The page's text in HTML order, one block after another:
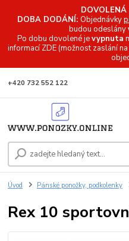
DOBA DODÁNÍ: Objednávky
budou odeslány
Po dobu dovolené jevypnuta
informacíZDE (možnost zaslání
+420 732 552 122
Úvod Pánské ponožky, podkolenky
Rex 10